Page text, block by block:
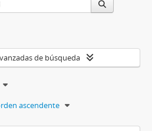
de búsqueda
ascendente